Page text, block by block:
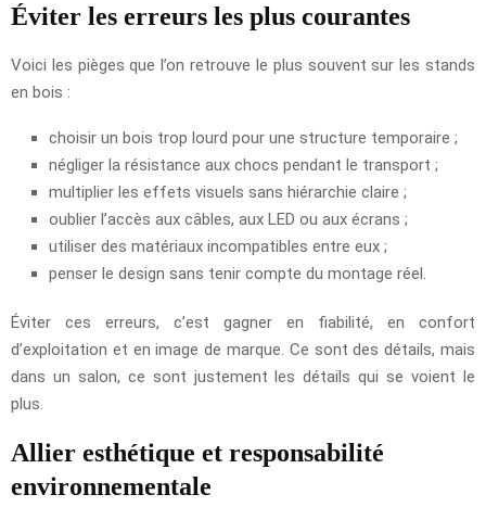
Éviter les erreurs les plus courantes
Voici les pièges que l’on retrouve le plus souvent sur les stands
en bois :
choisir un bois trop lourd pour une structure temporaire ;
négliger la résistance aux chocs pendant le transport ;
multiplier les effets visuels sans hiérarchie claire ;
oublier l’accès aux câbles, aux LED ou aux écrans ;
utiliser des matériaux incompatibles entre eux ;
penser le design sans tenir compte du montage réel.
Éviter ces erreurs, c’est gagner en fiabilité, en confort
d’exploitation et en image de marque. Ce sont des détails, mais
dans un salon, ce sont justement les détails qui se voient le
plus.
Allier esthétique et responsabilité
environnementale